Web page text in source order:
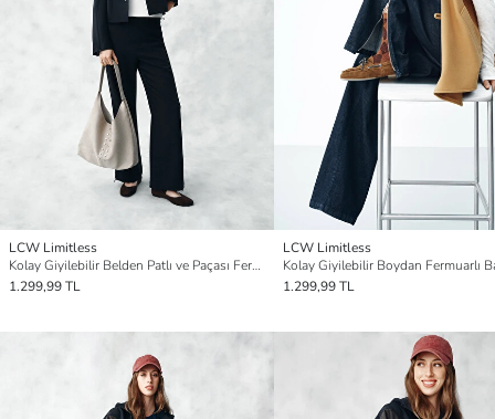
LCW Limitless
Kolay Giyilebilir Belden Patlı ve Paçası Fermuarlı Standart Fit Kadın Pantolon
1.299,99 TL
LCW Limitless
1.299,99 TL